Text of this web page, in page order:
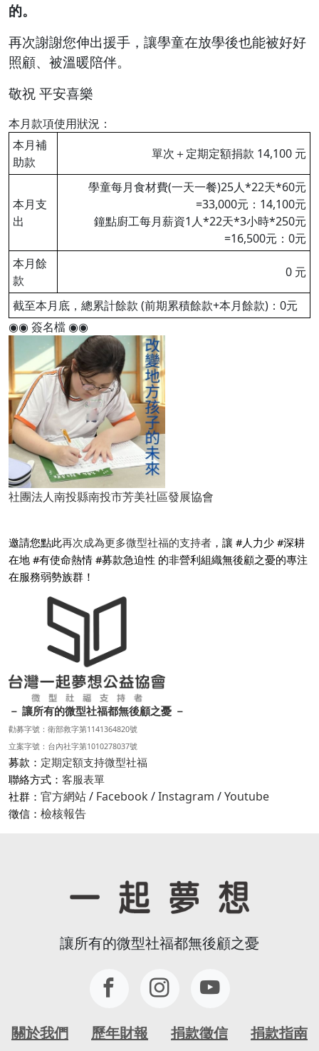
的。
再次謝謝您伸出援手，讓學童在放學後也能被好好
照顧、被溫暖陪伴。
敬祝 平安喜樂
本月款項使用狀況：
本月補
助款
單次＋定期定額捐款 14,100 元
本月支
出
學童每月食材費(一天一餐)25人*22天*60元
=33,000元：14,100元
鐘點廚工每月薪資1人*22天*3小時*250元
=16,500元：0元
本月餘
款
0 元
截至本月底，總累計餘款 (前期累積餘款+本月餘款)：0元
◉◉ 簽名檔 ◉◉
社團法人南投縣南投市芳美社區發展協會
邀請您點此再次成為更多微型社福的支持者 ，讓 #人力少 #深耕
在地 #有使命熱情 #募款急迫性 的非營利組織無後顧之憂的專注
在服務弱勢族群！
－ 讓所有的微型社福都無後顧之憂 －
勸募字號：衛部救字第1141364820號
立案字號：台內社字第1010278037號
募款： 定期定額支持微型社福
聯絡方式： 客服表單
社群： 官方網站/ Facebook/Instagram /Youtube
徵信： 檢核報告
讓所有的微型社福都無後顧之憂
關於我們 歷年財報 捐款徵信 捐款指南